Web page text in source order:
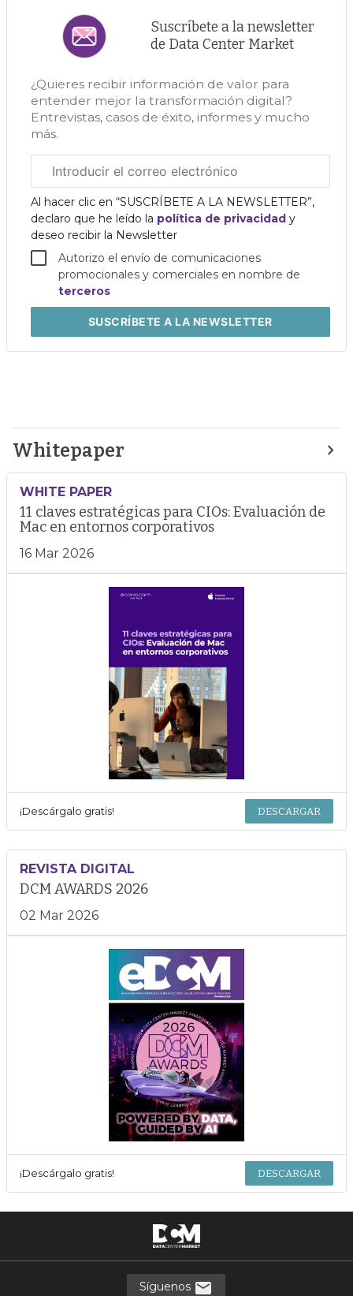
Suscríbete a la newsletter
de Data Center Market
¿Quieres recibir información de valor para
entender mejor la transformación digital?
Entrevistas, casos de éxito, informes y mucho
más.
electrónico
corporativo
Al hacer clic en “SUSCRÍBETE A LA NEWSLETTER”,
declaro que he leído la política de privacidad y
deseo recibir la Newsletter
Autorizo el envío de comunicaciones
promocionales y comerciales en nombre de
terceros
SUSCRÍBETEA LA NEWSLETTER
Whitepaper
WHITE PAPER
11 claves estratégicas para CIOs: Evaluación de
Mac en entornos corporativos
16 Mar 2026
¡Descárgalo gratis! DESCARGAR
REVISTA DIGITAL
DCM AWARDS 2026
02 Mar 2026
¡Descárgalo gratis! DESCARGAR
Síguenos